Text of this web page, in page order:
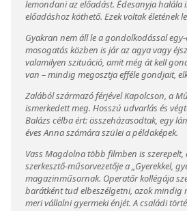
lemondani az előadást. Édesanyja halála
előadáshoz köthető. Ezek voltak életének
Gyakran nem áll le a gondolkodással
mosogatás közben is jár az agya vagy
valamilyen szituáció, amit még át kell
van – mindig megosztja efféle gondjait,
Zalából származó férjével Kapolcson, a
ismerkedett meg. Hosszú udvarlás és
Balázs célba ért: összeházasodtak, egy
éves Anna számára szülei a példaképek.
Vass Magdolna több filmben is
szerkesztő-műsorvezetője a „Gyerekkel,
magazinműsornak. Operatőr kollégája
barátként tud elbeszélgetni, azok mindig
meri vállalni gyermeki énjét. A családi